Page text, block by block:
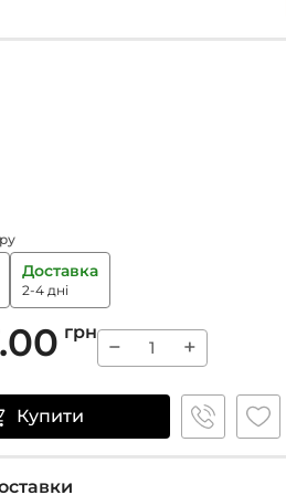
Доставка
2-4 дні
грн
− +
Купити